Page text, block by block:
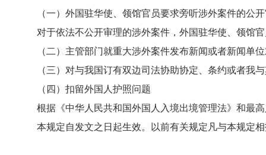
（一）外国驻华使、领馆官员要求旁听涉外案件的公开
对于依法不公开审理的涉外案件，外国驻华使、领馆官
（二）主管部门就重大涉外案件发布新闻或者新闻单位
（三）对与我国订有双边司法协助协定、条约或者我与
（四）扣留外国人护照问题
根据《中华人民共和国外国人入境出境管理法》和最
本规定自发文之日起生效。以前有关规定凡与本规定相